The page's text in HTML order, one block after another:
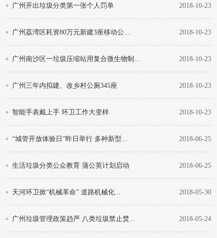
广州开出垃圾分类第一张个人罚单 2018-10-23
广州荔湾区耗资80万元新建3座移动公... 2018-10-23
广州南沙区一垃圾压缩站用复合微生物制... 2018-10-23
广州三年内拟建、改乡村公厕345座 2018-10-23
智能手表戴上手 环卫工作大变样 2018-10-23
“城管开放体验日”昨日举行 多种新型... 2018-06-25
生活垃圾分类公众教育 蒲公英计划启动 2018-06-25
天河环卫掀“机械革命” 道路机械化... 2018-05-30
广州垃圾管理政策趋严 八类垃圾禁止焚... 2018-05-24